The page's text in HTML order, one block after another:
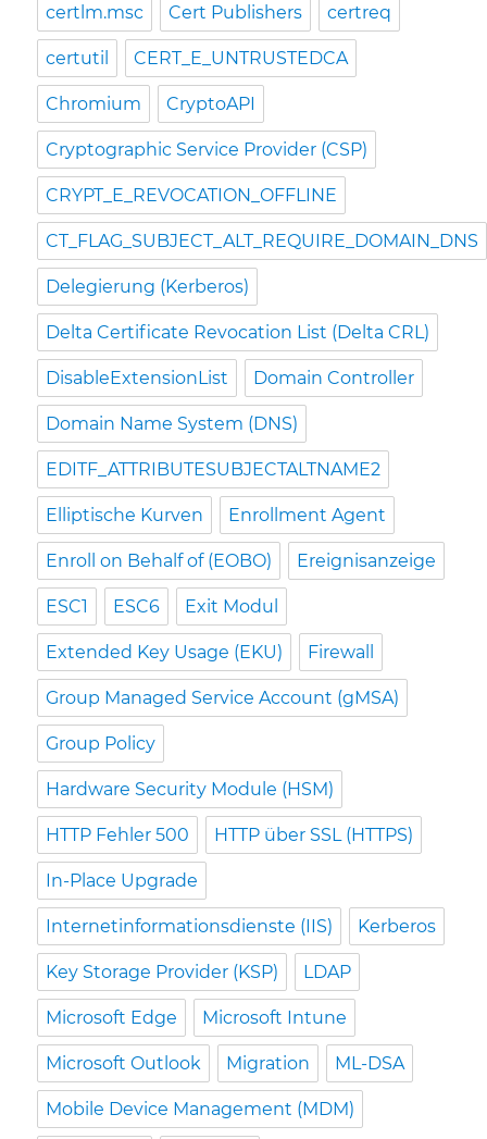
certlm.msc Cert Publishers certreq
certutil CERT_E_UNTRUSTEDCA
Chromium CryptoAPI
Cryptographic Service Provider (CSP)
CRYPT_E_REVOCATION_OFFLINE
CT_FLAG_SUBJECT_ALT_REQUIRE_DOMAIN_DNS
Delegierung (Kerberos)
Delta Certificate Revocation List (Delta CRL)
DisableExtensionList Domain Controller
Domain Name System (DNS)
EDITF_ATTRIBUTESUBJECTALTNAME2
Elliptische Kurven Enrollment Agent
Enroll on Behalf of (EOBO) Ereignisanzeige
ESC1 ESC6 Exit Modul
Extended Key Usage (EKU) Firewall
Group Managed Service Account (gMSA)
Group Policy
Hardware Security Module (HSM)
HTTP Fehler 500 HTTP über SSL (HTTPS)
In-Place Upgrade
Internetinformationsdienste (IIS) Kerberos
Key Storage Provider (KSP) LDAP
Microsoft Edge Microsoft Intune
Microsoft Outlook Migration ML-DSA
Mobile Device Management (MDM)